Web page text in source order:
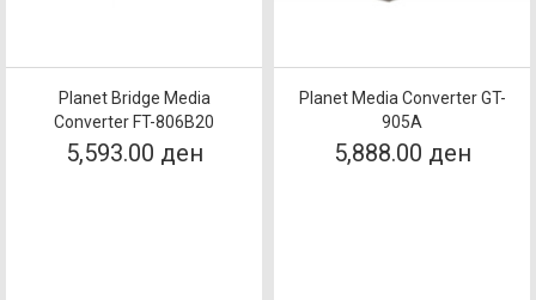
Planet Bridge Media
Converter FT-806B20
5,593.00 ден
Planet Media Converter GT-
905A
5,888.00 ден